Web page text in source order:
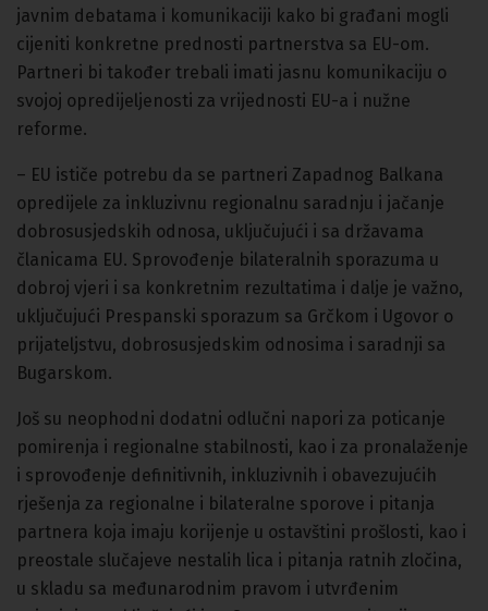
javnim debatama i komunikaciji kako bi građani mogli
cijeniti konkretne prednosti partnerstva sa EU-om.
Partneri bi također trebali imati jasnu komunikaciju o
svojoj opredijeljenosti za vrijednosti EU-a i nužne
reforme.
– EU ističe potrebu da se partneri Zapadnog Balkana
opredijele za inkluzivnu regionalnu saradnju i jačanje
dobrosusjedskih odnosa, uključujući i sa državama
članicama EU. Sprovođenje bilateralnih sporazuma u
dobroj vjeri i sa konkretnim rezultatima i dalje je važno,
uključujući Prespanski sporazum sa Grčkom i Ugovor o
prijateljstvu, dobrosusjedskim odnosima i saradnji sa
Bugarskom.
Još su neophodni dodatni odlučni napori za poticanje
pomirenja i regionalne stabilnosti, kao i za pronalaženje
i sprovođenje definitivnih, inkluzivnih i obavezujućih
rješenja za regionalne i bilateralne sporove i pitanja
partnera koja imaju korijenje u ostavštini prošlosti, kao i
preostale slučajeve nestalih lica i pitanja ratnih zločina,
u skladu sa međunarodnim pravom i utvrđenim